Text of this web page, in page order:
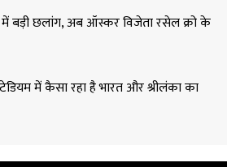
में बड़ी छलांग, अब ऑस्कर विजेता रसेल क्रो के
में कैसा रहा है भारत और श्रीलंका का